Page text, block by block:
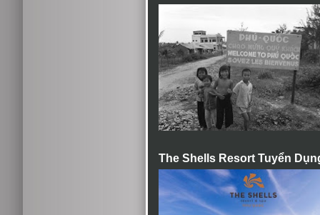
The Shells Resort Tuyển